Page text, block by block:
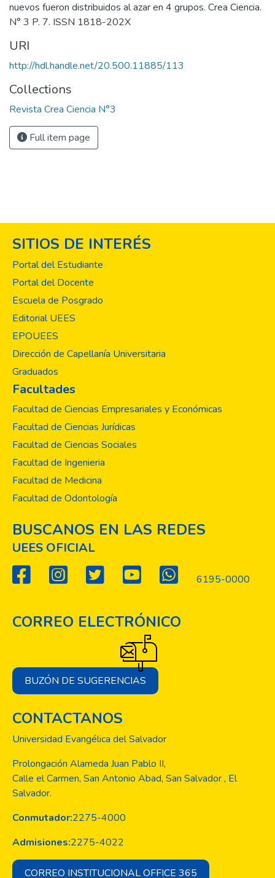
nuevos fueron distribuidos al azar en 4 grupos. Crea Ciencia.
N° 3 P. 7. ISSN 1818-202X
URI
http://hdl.handle.net/20.500.11885/113
Collections
Revista Crea Ciencia N°3
Full item page
SITIOS DE INTERÉS
Portal del Estudiante
Portal del Docente
Escuela de Posgrado
Editorial UEES
EPOUEES
Dirección de Capellanía Universitaria
Graduados
Facultades
Facultad de Ciencias Empresariales y Económicas
Facultad de Ciencias Jurídicas
Facultad de Ciencias Sociales
Facultad de Ingenieria
Facultad de Medicina
Facultad de Odontología
BUSCANOS EN LAS REDES
UEES OFICIAL
6195-0000
CORREO ELECTRÓNICO
BUZÓN DE SUGERENCIAS
CONTACTANOS
Universidad Evangélica del Salvador
Prolongación Alameda Juan Pablo II,
Calle el Carmen, San Antonio Abad, San Salvador , El
Salvador.
Conmutador:2275-4000
Admisiones:2275-4022
CORREO INSTITUCIONAL OFFICE 365